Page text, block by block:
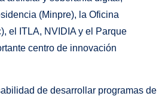
(Minpre), la Oficina
el ITLA, NVIDIA y el Parque
centro de innovación
de desarrollar programas de